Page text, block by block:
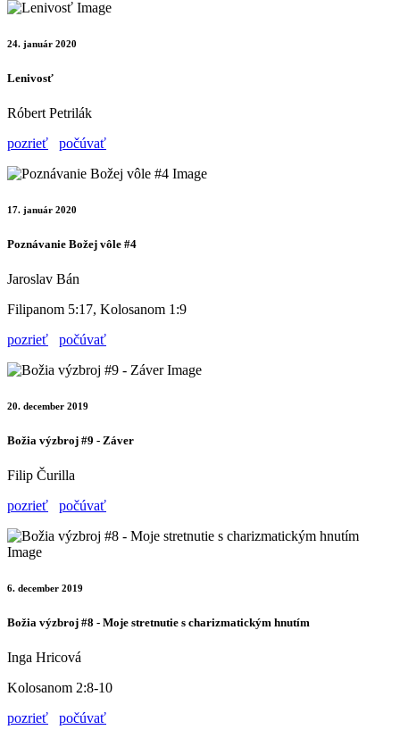
24. január 2020
Lenivosť
Róbert Petrilák
pozrieť
počúvať
17. január 2020
Poznávanie Božej vôle #4
Jaroslav Bán
Filipanom 5:17, Kolosanom 1:9
pozrieť
počúvať
20. december 2019
Božia výzbroj #9 - Záver
Filip Čurilla
pozrieť
počúvať
6. december 2019
Božia výzbroj #8 - Moje stretnutie s charizmatickým hnutím
Inga Hricová
Kolosanom 2:8-10
pozrieť
počúvať